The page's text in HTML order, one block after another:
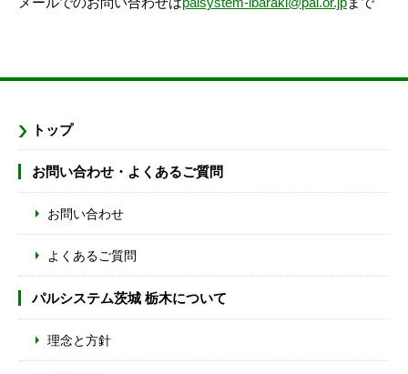
トップ
お問い合わせ・よくあるご質問
お問い合わせ
よくあるご質問
パルシステム茨城 栃木について
理念と方針